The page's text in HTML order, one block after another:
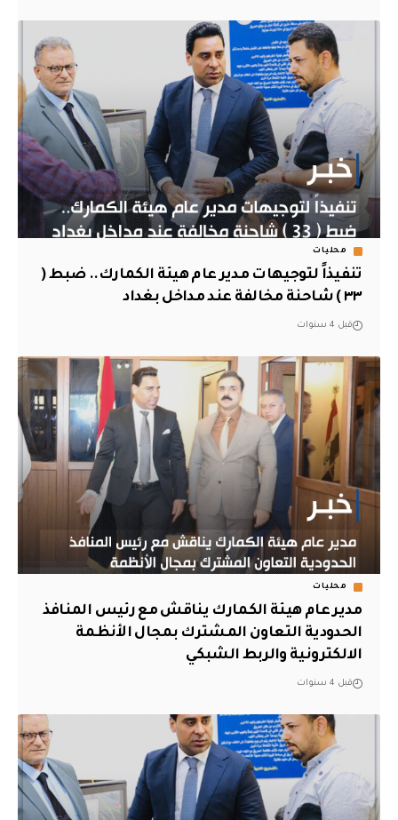
محليات
تنفيذاً لتوجيهات مدير عام هيئة الكمارك.. ضبط (
٣٣ ) شاحنة مخالفة عند مداخل بغداد
قبل 4 سنوات
محليات
مدير عام هيئة الكمارك يناقش مع رئيس المنافذ
الحدودية التعاون المشترك بمجال الأنظمة
الالكترونية والربط الشبكي
قبل 4 سنوات